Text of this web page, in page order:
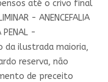
até o crivo final
- ANENCEFALIA
PENAL -
da ilustrada maioria,
reserva, não
de preceito